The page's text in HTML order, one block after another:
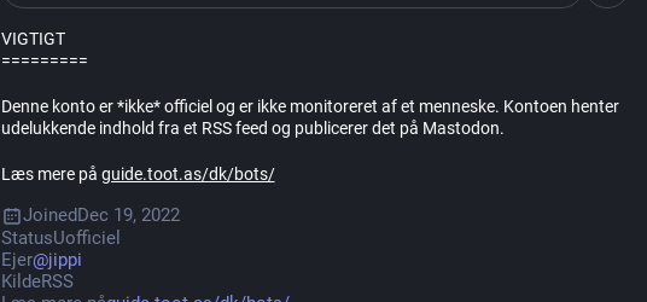
VIGTIGT
=========
Denne konto er *ikke* officiel og er ikke monitoreret af et menneske. Kontoen henter
udelukkende indhold fra et RSS feed og publicerer det på Mastodon.
Læs mere på guide.toot.as/dk/bots/
JoinedDec 19, 2022
StatusUofficiel
Ejer@jippi
KildeRSS